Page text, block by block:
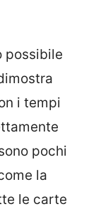
possibile
i tempi
pochi
la
le carte